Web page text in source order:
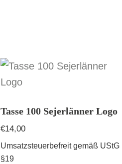
Tasse 100 Sejerlänner Logo
€14,00
Umsatzsteuerbefreit gemäß UStG
§19